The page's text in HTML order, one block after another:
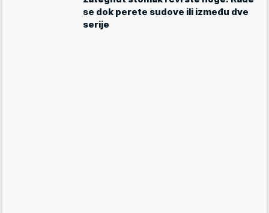
se dok perete sudove ili između dve
serije